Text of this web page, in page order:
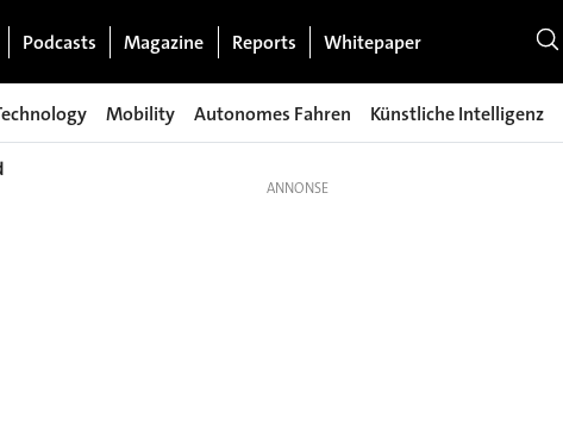
Podcasts Magazine Reports Whitepaper
Mobility Autonomes Fahren Künstliche Intelligenz